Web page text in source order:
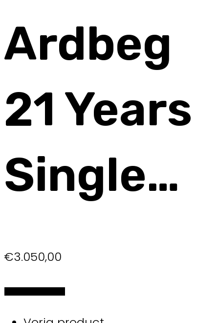
Ardbeg
21 Years
Single…
€3.050,00